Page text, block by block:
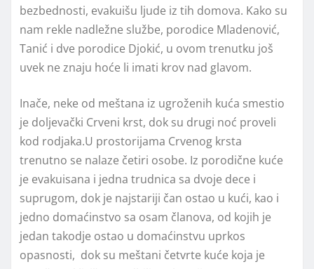
bezbednosti, evakuišu ljude iz tih domova. Kako su
nam rekle nadležne službe, porodice Mladenović,
Tanić i dve porodice Djokić, u ovom trenutku još
uvek ne znaju hoće li imati krov nad glavom.
Inače, neke od meštana iz ugroženih kuća smestio
je doljevački Crveni krst, dok su drugi noć proveli
kod rodjaka.U prostorijama Crvenog krsta
trenutno se nalaze četiri osobe. Iz porodične kuće
je evakuisana i jedna trudnica sa dvoje dece i
suprugom, dok je najstariji čan ostao u kući, kao i
jedno domaćinstvo sa osam članova, od kojih je
jedan takodje ostao u domaćinstvu uprkos
opasnosti, dok su meštani četvrte kuće koja je